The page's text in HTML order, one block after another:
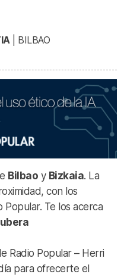
| BILBAO
Bilbao y Bizkaia. La
con los
Popular. Te los acerca
Radio Popular – Herri
para ofrecerte el